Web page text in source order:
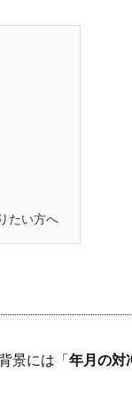
たい方へ
景には「年月の対